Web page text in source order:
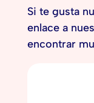
Si te gusta
enlace a
encontrar